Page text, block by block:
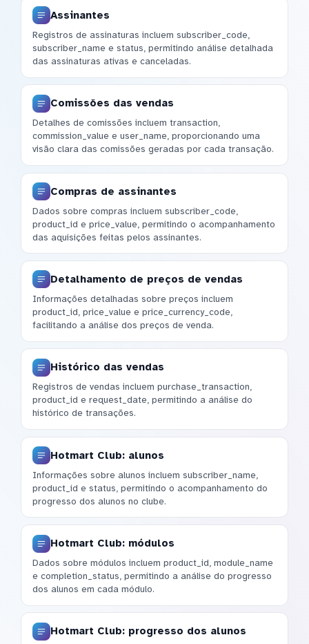
Assinantes
Registros de assinaturas incluem subscriber_code,
subscriber_name e status, permitindo análise detalhada
das assinaturas ativas e canceladas.
Comissões das vendas
Detalhes de comissões incluem transaction,
commission_value e user_name, proporcionando uma
visão clara das comissões geradas por cada transação.
Compras de assinantes
Dados sobre compras incluem subscriber_code,
product_id e price_value, permitindo o acompanhamento
das aquisições feitas pelos assinantes.
Detalhamento de preços de vendas
Informações detalhadas sobre preços incluem
product_id, price_value e price_currency_code,
facilitando a análise dos preços de venda.
Histórico das vendas
Registros de vendas incluem purchase_transaction,
product_id e request_date, permitindo a análise do
histórico de transações.
Hotmart Club: alunos
Informações sobre alunos incluem subscriber_name,
product_id e status, permitindo o acompanhamento do
progresso dos alunos no clube.
Hotmart Club: módulos
Dados sobre módulos incluem product_id, module_name
e completion_status, permitindo a análise do progresso
dos alunos em cada módulo.
Hotmart Club: progresso dos alunos